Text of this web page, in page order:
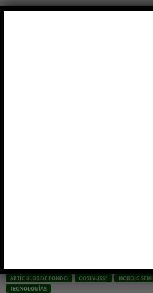
ARTÍCULOS DE FONDO COSINUSSº NORDIC
TECNOLOGÍAS